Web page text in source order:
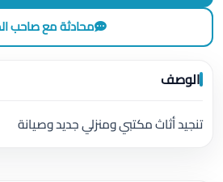
محادثة مع صاحب
الوصف
تنجيد أثاث مكتبي ومنزلي جديد وصيانة